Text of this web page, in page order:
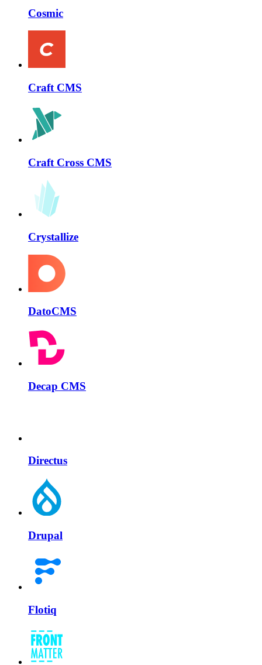
Cosmic
Craft CMS
Craft Cross CMS
Crystallize
DatoCMS
Decap CMS
Directus
Drupal
Flotiq